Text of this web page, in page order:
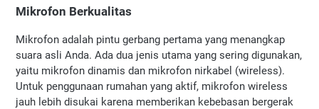
Mikrofon Berkualitas
Mikrofon adalah pintu gerbang pertama yang menangkap
suara asli Anda. Ada dua jenis utama yang sering digunakan,
yaitu mikrofon dinamis dan mikrofon nirkabel (wireless).
Untuk penggunaan rumahan yang aktif, mikrofon wireless
jauh lebih disukai karena memberikan kebebasan bergerak